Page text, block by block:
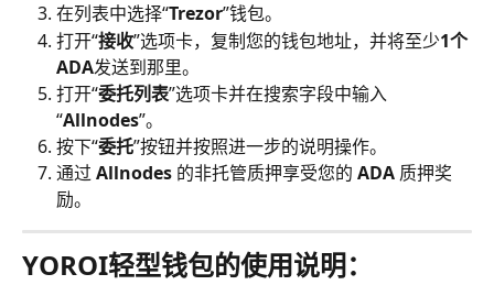
在列表中选择“Trezor”钱包。
打开“接收”选项卡，复制您的钱包地址，并将至少1个
ADA发送到那里。
打开“委托列表”选项卡并在搜索字段中输入
“Allnodes”。
按下“委托”按钮并按照进一步的说明操作。
通过 Allnodes 的非托管质押享受您的 ADA 质押奖
励。
YOROI轻型钱包的使用说明：